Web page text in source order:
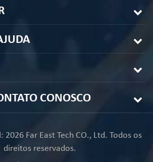
CONOSCO
Far East Tech CO., Ltd. Todos os
direitos reservados.